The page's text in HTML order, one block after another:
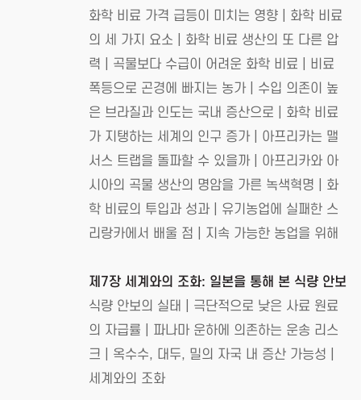
화학 비료 가격 급등이 미치는 영향 | 화학 비료
의 세 가지 요소 | 화학 비료 생산의 또 다른 압
력 | 곡물보다 수급이 어려운 화학 비료 | 비료
폭등으로 곤경에 빠지는 농가 | 수입 의존이 높
은 브라질과 인도는 국내 증산으로 | 화학 비료
가 지탱하는 세계의 인구 증가 | 아프리카는 맬
서스 트랩을 돌파할 수 있을까 | 아프리카와 아
시아의 곡물 생산의 명암을 가른 녹색혁명 | 화
학 비료의 투입과 성과 | 유기농업에 실패한 스
리랑카에서 배울 점 | 지속 가능한 농업을 위해
제7장 세계와의 조화: 일본을 통해 본 식량 안보
식량 안보의 실태 | 극단적으로 낮은 사료 원료
의 자급률 | 파나마 운하에 의존하는 운송 리스
크 | 옥수수, 대두, 밀의 자국 내 증산 가능성 |
세계와의 조화